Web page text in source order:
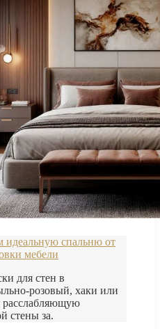
идеальную спальню от
мебели
для стен в
розовый, хаки или
расслабляющую
стены за.